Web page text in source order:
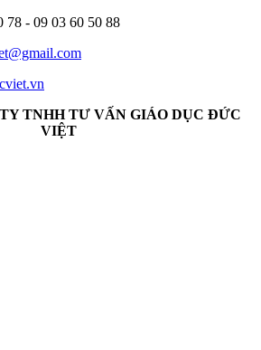
78 - 09 03 60 50 88
TNHH TƯ VẤN GIÁO DỤC ĐỨC
VIỆT